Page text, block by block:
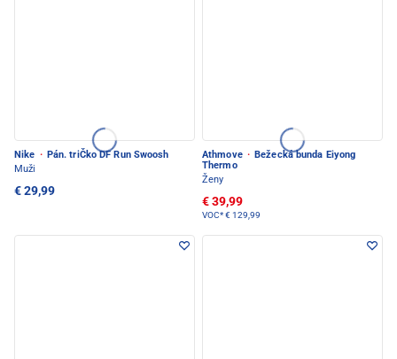
Nike · Pán. triČko DF Run Swoosh
Muži
€ 29,99
Athmove · Bežecká bunda Eiyong
Thermo
Ženy
€ 39,99
VOC*€ 129,99